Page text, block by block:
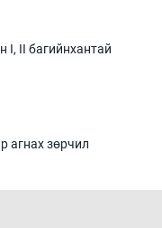
I, II багийнхантай
агнах зөрчил